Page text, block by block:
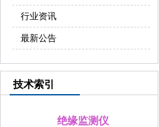
行业资讯
最新公告
技术索引
绝缘监测仪